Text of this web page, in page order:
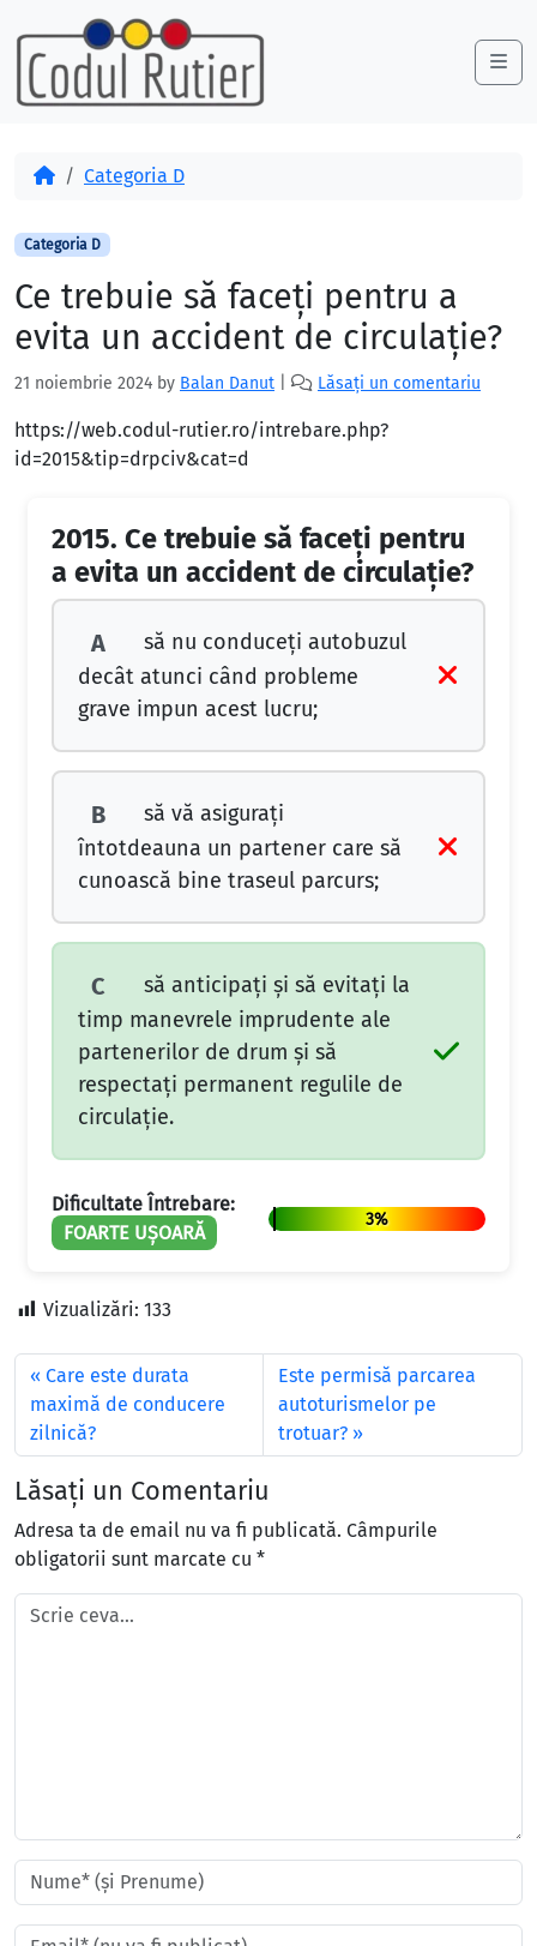
Skip to content
Skip to footer
AcasăCategoria D
Categoria D
Ce trebuie să faceţi pentru a
evita un accident de circulaţie?
21 noiembrie 2024 by Balan Danut Lăsați un comentariu
https://web.codul-rutier.ro/intrebare.php?
id=2015&tip=drpciv&cat=d
2015. Ce trebuie să faceţi pentru
a evita un accident de circulaţie?
A
să nu conduceţi autobuzul
decât atunci când probleme
grave impun acest lucru;
B
să vă asiguraţi
întotdeauna un partener care să
cunoască bine traseul parcurs;
C
să anticipaţi şi să evitaţi la
timp manevrele imprudente ale
partenerilor de drum şi să
respectaţi permanent regulile de
circulaţie.
Dificultate Întrebare:
FOARTE UȘOARĂ
3%
Vizualizări: 133
Care este durata
maximă de conducere
zilnică?
Este permisă parcarea
autoturismelor pe
trotuar?
Lăsați un Comentariu
Adresa ta de email nu va fi publicată. Câmpurile
obligatorii sunt marcate cu *